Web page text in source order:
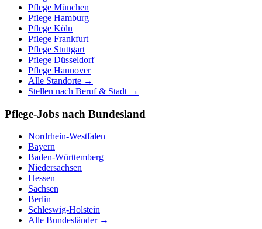
Pflege München
Pflege Hamburg
Pflege Köln
Pflege Frankfurt
Pflege Stuttgart
Pflege Düsseldorf
Pflege Hannover
Alle Standorte →
Stellen nach Beruf & Stadt →
Pflege-Jobs nach Bundesland
Nordrhein-Westfalen
Bayern
Baden-Württemberg
Niedersachsen
Hessen
Sachsen
Berlin
Schleswig-Holstein
Alle Bundesländer →